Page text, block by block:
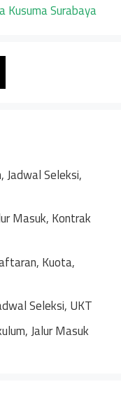
Kusuma Surabaya
Seleksi,
Masuk, Kontrak
Kuota,
Seleksi, UKT
Jalur Masuk